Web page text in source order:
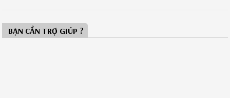
BẠN CẦN TRỢ GIÚP ?